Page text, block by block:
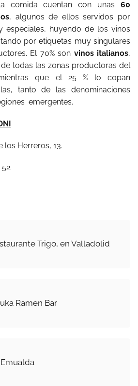
comida cuentan con unas 60
, algunos de ellos servidos por
huyendo de los vinos
por etiquetas muy singulares
El 70% son vinos italianos,
todas las zonas productoras del
que el 25 % lo copan
tanto de las denominaciones
emergentes.
los Herreros, 13.
Trigo, en Valladolid
Ramen Bar